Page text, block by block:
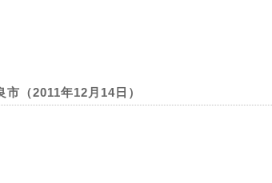
（2011年12月14日）